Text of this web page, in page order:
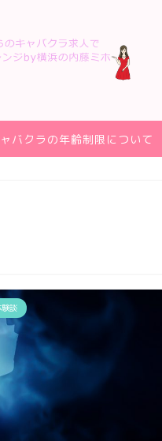
バクラの年齢制限について
談